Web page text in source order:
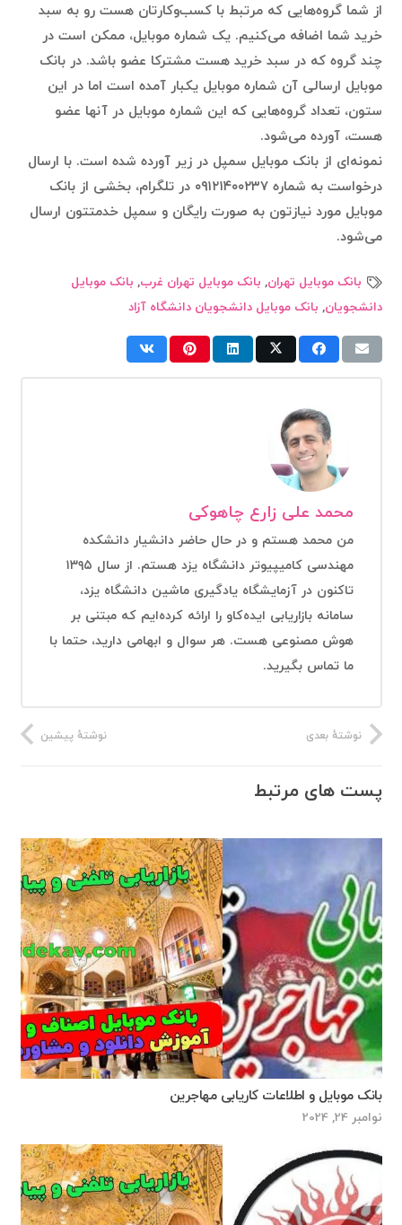
از شما گروه‌هایی که مرتبط با کسب‌وکارتان هست رو به سبد
خرید شما اضافه می‌کنیم. یک شماره موبایل، ممکن است در
چند گروه که در سبد خرید هست مشترکا عضو باشد. در بانک
موبایل ارسالی آن شماره موبایل یکبار آمده است اما در این
ستون،‌ تعداد گروه‌هایی که این شماره موبایل در آنها عضو
هست، آورده می‌شود.
نمونه‌ای از بانک موبایل سمپل در زیر آورده شده است. با ارسال
درخواست به شماره ۰۹۱۲۱۴۰۰۲۳۷ در تلگرام، بخشی از بانک
موبایل مورد نیازتون به صورت رایگان و سمپل خدمتتون ارسال
می‌شود.
بانک موبایل تهران, بانک موبایل تهران غرب, بانک موبایل
دانشجویان, بانک موبایل دانشجویان دانشگاه آزاد
محمد علی زارع چاهوکی
من محمد هستم و در حال حاضر دانشیار دانشکده
مهندسی کامیپیوتر دانشگاه یزد هستم. از سال ۱۳۹۵
تاکنون در آزمایشگاه یادگیری ماشین دانشگاه یزد،
سامانه بازاریابی ایده‌کاو را ارائه کرده‌ایم که مبتنی بر
هوش مصنوعی هست. هر سوال و ابهامی دارید، حتما با
ما تماس بگیرید.
نوشتهٔ پیشین نوشتهٔ بعدی
پست های مرتبط
بانک موبایل و اطلاعات کاریابی مهاجرین
نوامبر 24, 2024